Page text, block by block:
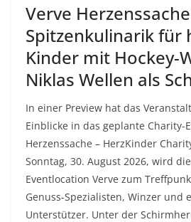
Verve
Spitzenkulinarik für
Kinder mit Hockey-
Niklas Wellen als
In einer Preview hat das
Einblicke in das geplante Charity-
Herzenssache – HerzKinder
Sonntag, 30. August 2026, wird
Eventlocation Verve zum
Genuss-Spezialisten, Winzer und
Unterstützer. Unter der